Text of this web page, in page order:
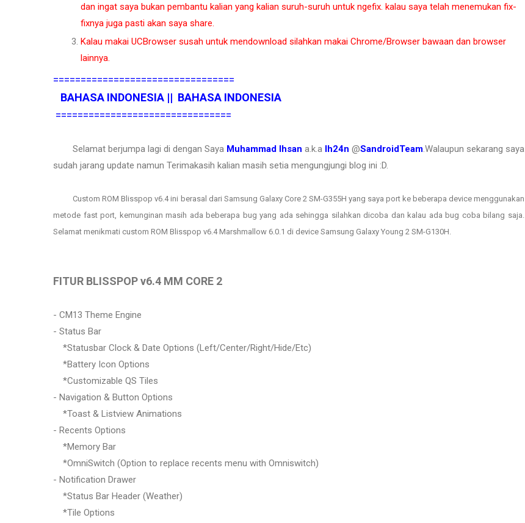
dan ingat saya bukan pembantu kalian yang kalian suruh-suruh untuk ngefix. kalau saya telah menemukan fix-
fixnya juga pasti akan saya share.
Kalau makai UCBrowser susah untuk mendownload silahkan makai Chrome/Browser bawaan dan browser
lainnya.
=================================
BAHASA INDONESIA || BAHASA INDONESIA
================================
Selamat berjumpa lagi di dengan Saya Muhammad Ihsan a.k.a Ih24n @SandroidTeam.Walaupun sekarang saya
sudah jarang update namun Terimakasih kalian masih setia mengungjungi blog ini :D.
Custom ROM Blisspop v6.4 ini berasal dari Samsung Galaxy Core 2 SM-G355H yang saya port ke beberapa device menggunakan
metode fast port, kemunginan masih ada beberapa bug yang ada sehingga silahkan dicoba dan kalau ada bug coba bilang saja.
Selamat menikmati custom ROM Blisspop v6.4Marshmallow 6.0.1 di device Samsung Galaxy Young 2 SM-G130H.
FITUR BLISSPOP v6.4 MM CORE 2
- CM13 Theme Engine
- Status Bar
*Statusbar Clock & Date Options (Left/Center/Right/Hide/Etc)
*Battery Icon Options
*Customizable QS Tiles
- Navigation & Button Options
*Toast & Listview Animations
- Recents Options
*Memory Bar
*OmniSwitch (Option to replace recents menu with Omniswitch)
- Notification Drawer
*Status Bar Header (Weather)
*Tile Options